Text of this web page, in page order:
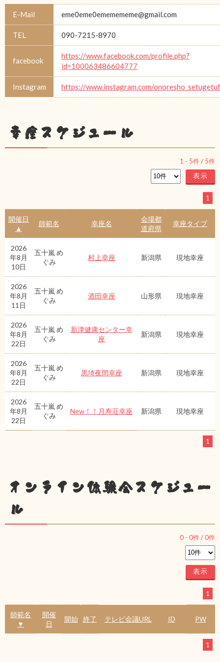
E-Mail eme0eme0ememememe@gmail.com
TEL 090-7215-8970
facebook
https://www.facebook.com/profile.php?
id=100063486604777
Instagram https://www.instagram.com/
幸座スケジュール
1 - 5件 / 5件
1
開催日
▲
師範名 幸座名
会場都
道府県
幸座タイプ
2026
年8月
10日
五十嵐 め
ぐみ
村上幸座 新潟県 現地幸座
2026
年8月
11日
五十嵐 め
ぐみ
酒田幸座 山形県 現地幸座
2026
年8月
22日
五十嵐 め
ぐみ
新津健康センター幸
座
新潟県 現地幸座
2026
年8月
22日
五十嵐 め
ぐみ
黒埼夜間幸座 新潟県 現地幸座
2026
年8月
22日
五十嵐 め
ぐみ
New！！月寿荘幸座 新潟県 現地幸座
1
オンライン体験会スケジュー
ル
0 - 0件 /0件
1
師範名
▼
開催
日
開始 終了 テレビ会議URL ID PW
1